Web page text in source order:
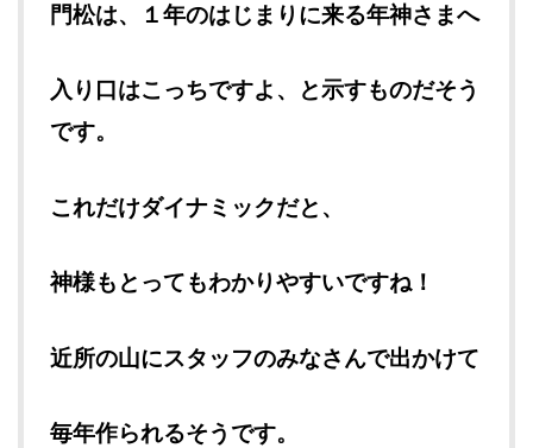
門松は、１年のはじまりに来る年神さまへ
入り口はこっちですよ、と示すものだそう
です。
これだけダイナミックだと、
神様もとってもわかりやすいですね！
近所の山にスタッフのみなさんで出かけて
毎年作られるそうです。